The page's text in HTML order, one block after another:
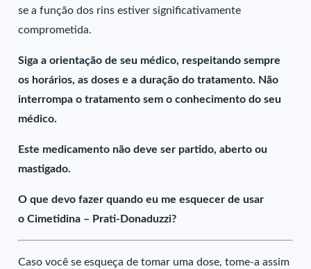
se a função dos rins estiver significativamente
comprometida.
Siga a orientação de seu médico, respeitando sempre
os horários, as doses e a duração do tratamento. Não
interrompa o tratamento sem o conhecimento do seu
médico.
Este medicamento não deve ser partido, aberto ou
mastigado.
O que devo fazer quando eu me esquecer de usar
o Cimetidina – Prati-Donaduzzi?
Caso você se esqueça de tomar uma dose, tome-a assim